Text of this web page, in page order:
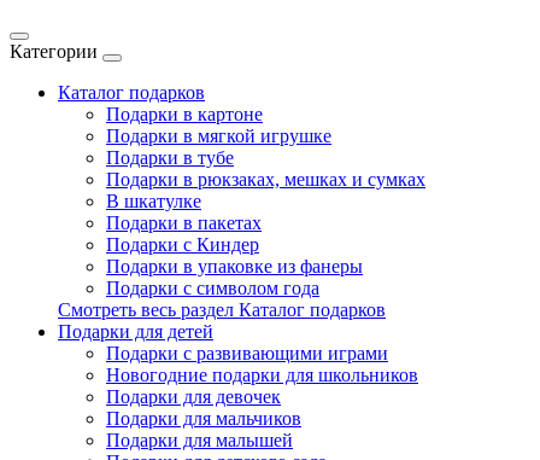
Категории
Каталог подарков
Подарки в картоне
Подарки в мягкой игрушке
Подарки в тубе
Подарки в рюкзаках, мешках и сумках
В шкатулке
Подарки в пакетах
Подарки с Киндер
Подарки в упаковке из фанеры
Подарки с символом года
Смотреть весь раздел Каталог подарков
Подарки для детей
Подарки с развивающими играми
Новогодние подарки для школьников
Подарки для девочек
Подарки для мальчиков
Подарки для малышей